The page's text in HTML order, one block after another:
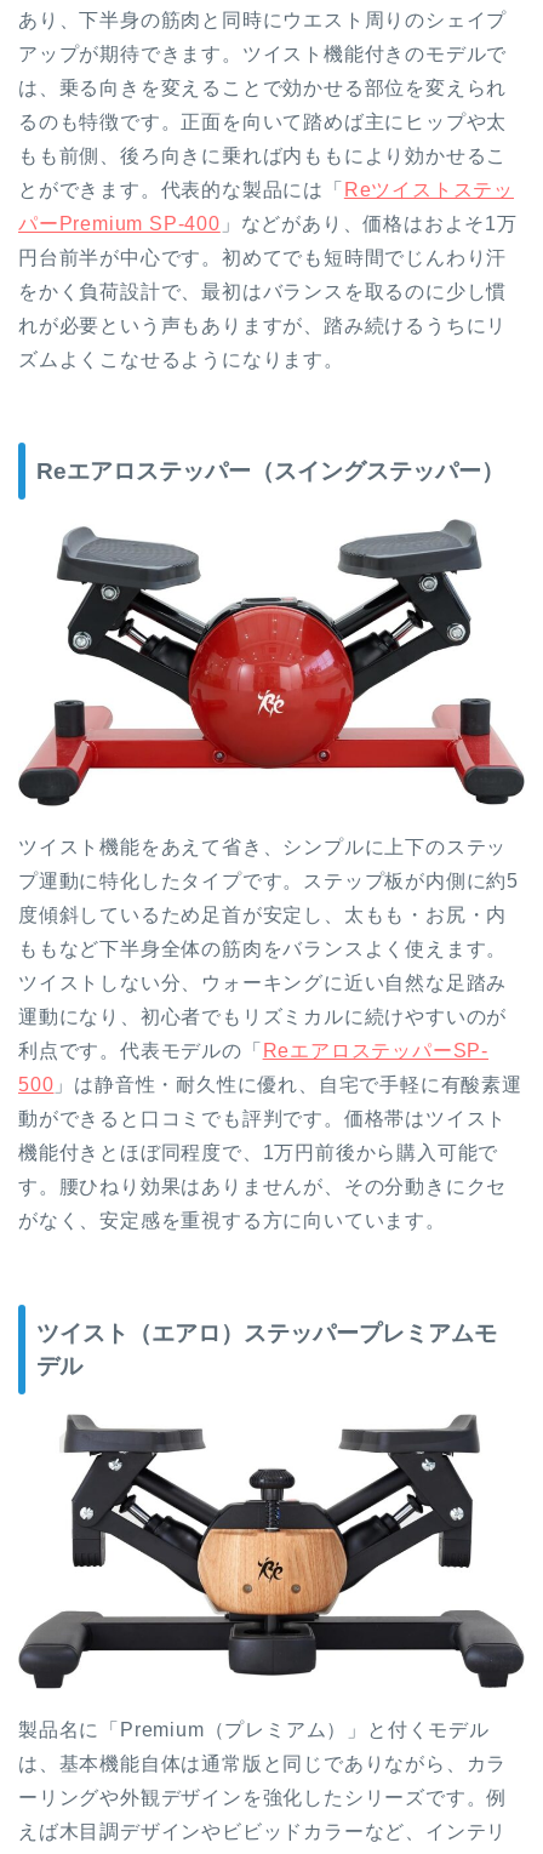
あり、下半身の筋肉と同時にウエスト周りのシェイプ
アップが期待できます。ツイスト機能付きのモデルで
は、乗る向きを変えることで効かせる部位を変えられ
るのも特徴です。正面を向いて踏めば主にヒップや太
もも前側、後ろ向きに乗れば内ももにより効かせるこ
とができます。代表的な製品には「 Reツイストステッ
パーPremium SP-400 」などがあり、価格はおよそ1万
円台前半が中心です。初めてでも短時間でじんわり汗
をかく負荷設計で、最初はバランスを取るのに少し慣
れが必要という声もありますが、踏み続けるうちにリ
ズムよくこなせるようになります。
Reエアロステッパー （スイングステッパー）
ツイスト機能をあえて省き、シンプルに上下のステッ
プ運動に特化したタイプです。ステップ板が内側に約5
度傾斜しているため足首が安定し、太もも・お尻・内
ももなど下半身全体の筋肉をバランスよく使えます。
ツイストしない分、ウォーキングに近い自然な足踏み
運動になり、初心者でもリズミカルに続けやすいのが
利点です。代表モデルの「 ReエアロステッパーSP-
500 」は静音性・耐久性に優れ、自宅で手軽に有酸素運
動ができると口コミでも評判です。価格帯はツイスト
機能付きとほぼ同程度で、1万円前後から購入可能で
す。腰ひねり効果はありませんが、その分動きにクセ
がなく、安定感を重視する方に向いています。
ツイスト（エアロ）ステッパープレミアムモ
デル
製品名に「Premium（プレミアム）」と付くモデル
は、基本機能自体は通常版と同じでありながら、カラ
ーリングや外観デザインを強化したシリーズです。例
えば木目調デザインやビビッドカラーなど、インテリ